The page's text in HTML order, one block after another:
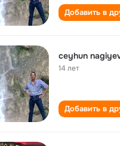
Добавить в
ceyhun
14 лет
Добавить в